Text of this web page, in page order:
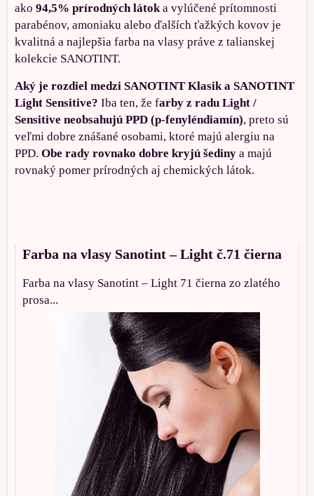
ako 94,5% prírodných látok a vylúčené prítomnosti
parabénov, amoniaku alebo ďalších ťažkých kovov je
kvalitná a najlepšia farba na vlasy práve z talianskej
kolekcie SANOTINT.
Aký je rozdiel medzi SANOTINT Klasik a SANOTINT
Light Sensitive? Iba ten, že farby z radu Light /
Sensitive neobsahujú PPD (p-fenyléndiamín), preto sú
veľmi dobre znášané osobami, ktoré majú alergiu na
PPD. Obe rady rovnako dobre kryjú šediny a majú
rovnaký pomer prírodných aj chemických látok.
Farba na vlasy Sanotint – Light č.71 čierna
Farba na vlasy Sanotint – Light 71 čierna zo zlatého
prosa...